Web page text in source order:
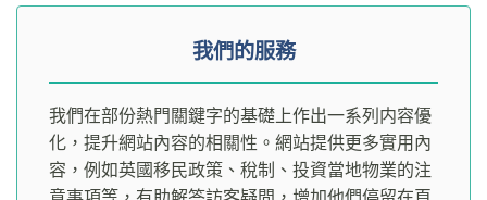
我們的服務
我們在部份熱門關鍵字的基礎上作出一系列内容優
化，提升網站內容的相關性。網站提供更多實用內
容，例如英國移民政策、稅制、投資當地物業的注